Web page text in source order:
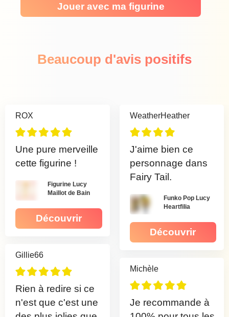
Jouer avec ma figurine
Beaucoup d'avis positifs
ROX
Une pure merveille
cette figurine !
Figurine Lucy
Maillot de Bain
Découvrir
Gillie66
Rien à redire si ce
n'est que c'est une
WeatherHeather
J'aime bien ce
personnage dans
Fairy Tail.
Funko Pop Lucy
Heartfilia
Découvrir
Michèle
Je recommande à